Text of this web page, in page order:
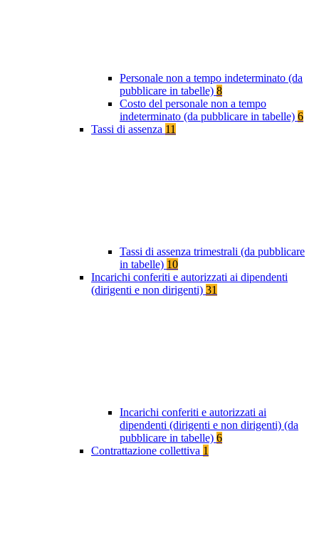
Personale non a tempo indeterminato (da
pubblicare in tabelle) 8
Costo del personale non a tempo
indeterminato (da pubblicare in tabelle) 6
Tassi di assenza 11
Tassi di assenza trimestrali (da pubblicare
in tabelle) 10
Incarichi conferiti e autorizzati ai dipendenti
(dirigenti e non dirigenti) 31
Incarichi conferiti e autorizzati ai
dipendenti (dirigenti e non dirigenti) (da
pubblicare in tabelle) 6
Contrattazione collettiva 1